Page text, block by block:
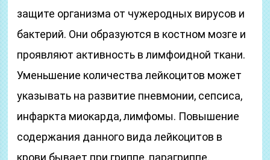
защите организма от чужеродных вирусов и
бактерий. Они образуются в костном мозге и
проявляют активность в лимфоидной ткани.
Уменьшение количества лейкоцитов может
указывать на развитие пневмонии, сепсиса,
инфаркта миокарда, лимфомы. Повышение
содержания данного вида лейкоцитов в
крови бывает при гриппе, парагриппе,